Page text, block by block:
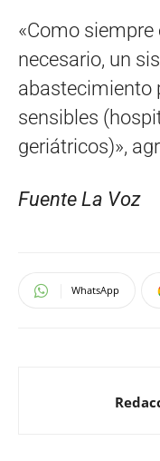
«Como
necesario, un
abastecimiento
sensibles
geriátricos)»,
Fuente La Voz
WhatsApp